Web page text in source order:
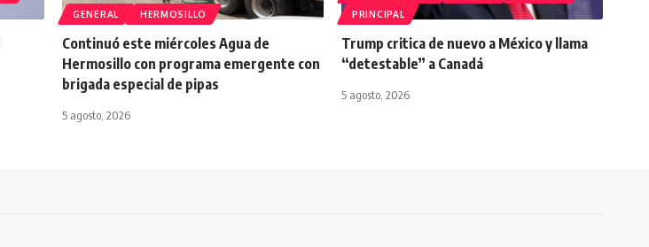
GENERAL HERMOSILLO
Continuó este miércoles Agua de
Hermosillo con programa emergente con
brigada especial de pipas
5 agosto, 2026
PRINCIPAL
Trump critica de nuevo a México y llama
“detestable” a Canadá
5 agosto, 2026